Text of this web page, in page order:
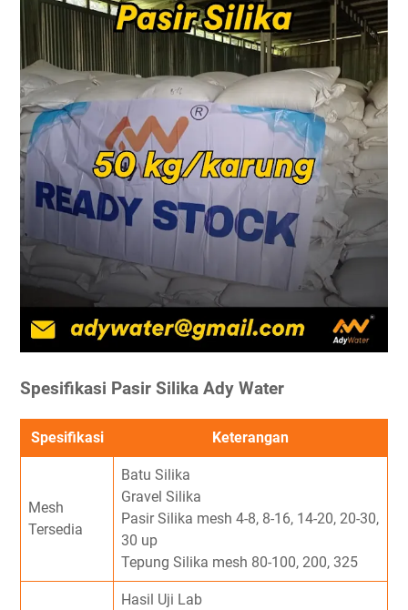
Spesifikasi Pasir Silika Ady Water
Spesifikasi Keterangan
Mesh
Tersedia
Batu Silika
Gravel Silika
Pasir Silika mesh 4-8, 8-16, 14-20, 20-30,
30 up
Tepung Silika mesh 80-100, 200, 325
Hasil Uji Lab